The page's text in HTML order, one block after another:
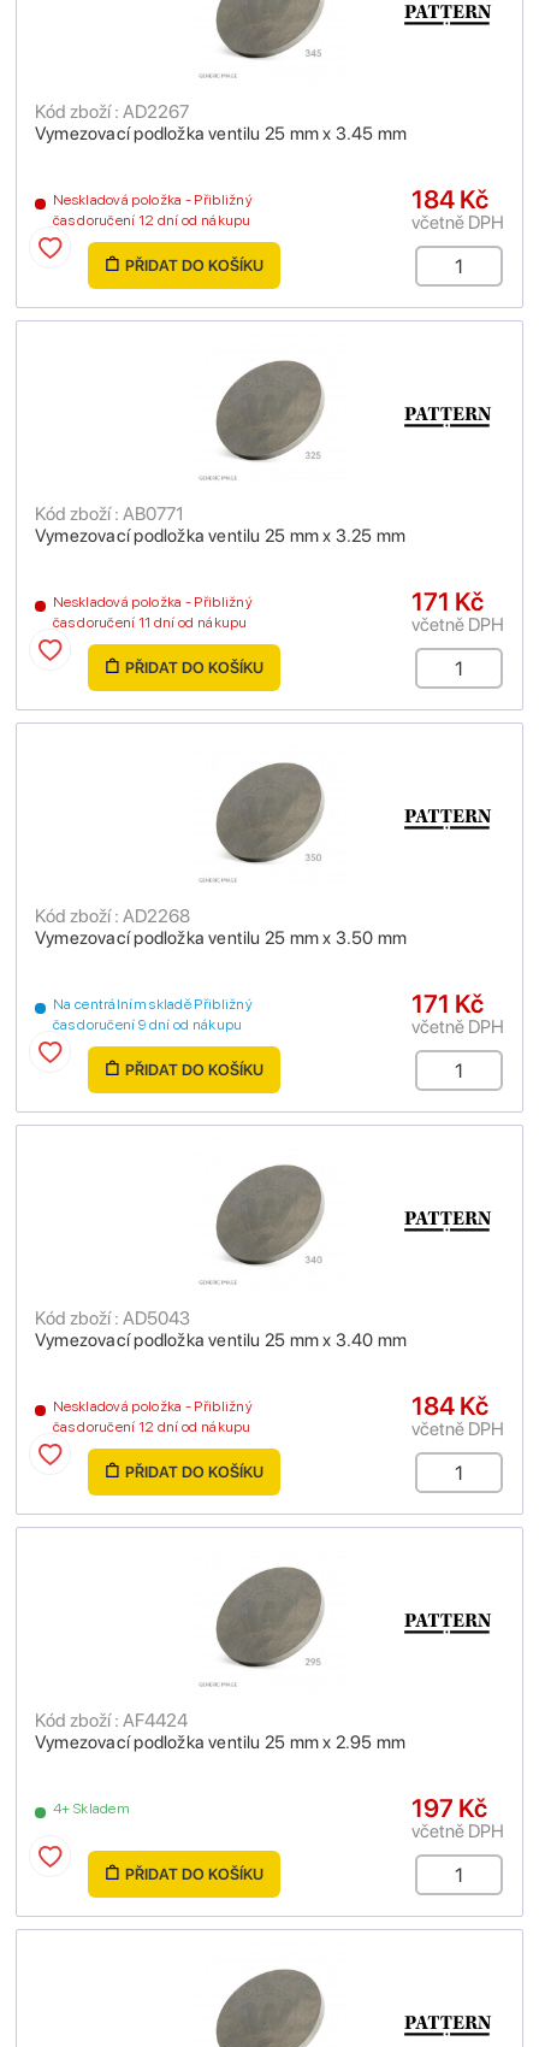
Vymezovací podložka ventilu 25 mm x 3.45 mm
Kód zboží : AD2267
Neskladová položka - Přibližný
čas doručení 12 dní od nákupu
184 Kč
včetně DPH
PŘIDAT DO KOŠÍKU
Vymezovací podložka ventilu 25 mm x 3.25 mm
Kód zboží : AB0771
Neskladová položka - Přibližný
čas doručení 11 dní od nákupu
171 Kč
včetně DPH
PŘIDAT DO KOŠÍKU
Vymezovací podložka ventilu 25 mm x 3.50 mm
Kód zboží : AD2268
Na centrálním skladě Přibližný
čas doručení 9 dní od nákupu
171 Kč
včetně DPH
PŘIDAT DO KOŠÍKU
Vymezovací podložka ventilu 25 mm x 3.40 mm
Kód zboží : AD5043
Neskladová položka - Přibližný
čas doručení 12 dní od nákupu
184 Kč
včetně DPH
PŘIDAT DO KOŠÍKU
Vymezovací podložka ventilu 25 mm x 2.95 mm
Kód zboží : AF4424
4+ Skladem 197 Kč
včetně DPH
PŘIDAT DO KOŠÍKU